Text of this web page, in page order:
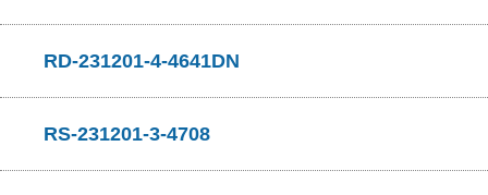
RD-231201-4-4641DN
RS-231201-3-4708